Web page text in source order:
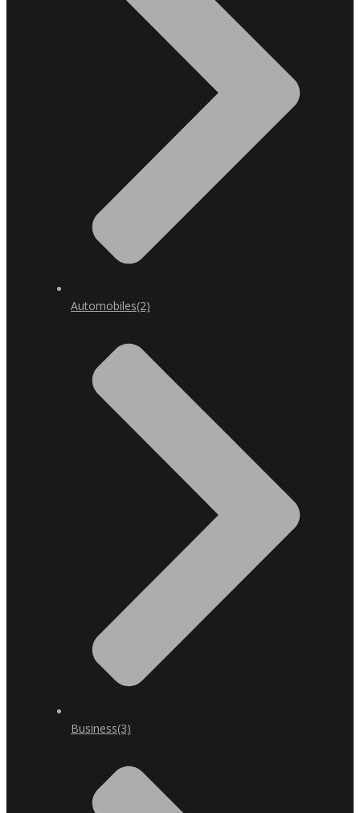
Automobiles(2)
Business(3)